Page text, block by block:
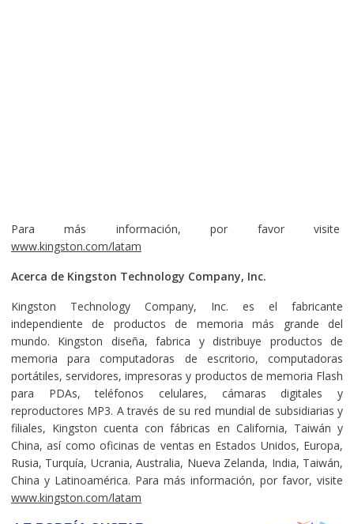
Para más información, por favor visite
www.kingston.com/latam
Acerca de Kingston Technology Company, Inc.
Kingston Technology Company, Inc. es el fabricante
independiente de productos de memoria más grande del
mundo. Kingston diseña, fabrica y distribuye productos de
memoria para computadoras de escritorio, computadoras
portátiles, servidores, impresoras y productos de memoria Flash
para PDAs, teléfonos celulares, cámaras digitales y
reproductores MP3. A través de su red mundial de subsidiarias y
filiales, Kingston cuenta con fábricas en California, Taiwán y
China, así como oficinas de ventas en Estados Unidos, Europa,
Rusia, Turquía, Ucrania, Australia, Nueva Zelanda, India, Taiwán,
China y Latinoamérica. Para más información, por favor, visite
www.kingston.com/latam